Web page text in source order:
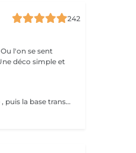
242
l'on se sent
Ce soin comprend la coupe d'ongle et cuticule , puis la base transparente, deux couches de couleurs et le top coat.